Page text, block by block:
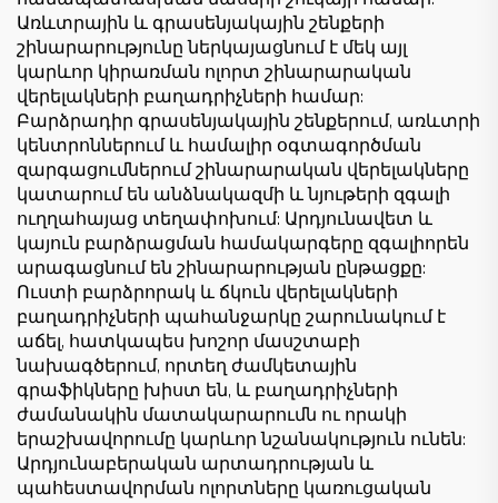
Առևտրային և գրասենյակային շենքերի
շինարարությունը ներկայացնում է մեկ այլ
կարևոր կիրառման ոլորտ շինարարական
վերելակների բաղադրիչների համար:
Բարձրադիր գրասենյակային շենքերում, առևտրի
կենտրոններում և համալիր օգտագործման
զարգացումներում շինարարական վերելակները
կատարում են անձնակազմի և նյութերի զգալի
ուղղահայաց տեղափոխում: Արդյունավետ և
կայուն բարձրացման համակարգերը զգալիորեն
արագացնում են շինարարության ընթացքը:
Ուստի բարձրորակ և ճկուն վերելակների
բաղադրիչների պահանջարկը շարունակում է
աճել, հատկապես խոշոր մասշտաբի
նախագծերում, որտեղ ժամկետային
գրաֆիկները խիստ են, և բաղադրիչների
ժամանակին մատակարարումն ու որակի
երաշխավորումը կարևոր նշանակություն ունեն:
Արդյունաբերական արտադրության և
պահեստավորման ոլորտները կառուցական